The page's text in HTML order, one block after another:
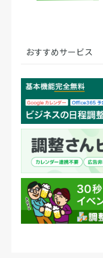
おすすめサービス